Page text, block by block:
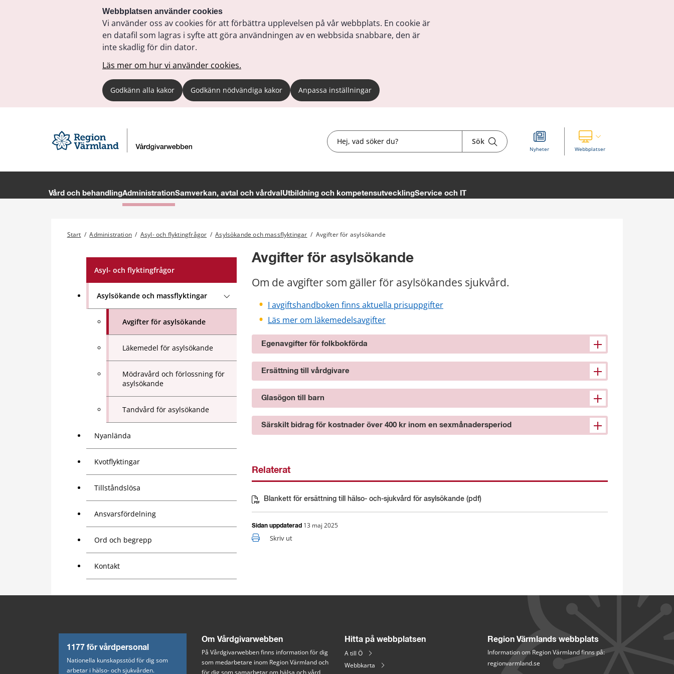
Webbplatsen använder cookies
Vi använder oss av cookies för att förbättra upplevelsen på vår webbplats. En cookie är
en datafil som lagras i syfte att göra användningen av en webbsida snabbare, den är
inte skadlig för din dator.
Läs mer om hur vi använder cookies.
Godkänn alla kakor Godkänn nödvändiga kakor Anpassa inställningar
Sök Sök
Nyheter WebbplatserVisa våra andra webbplatser
Vård och behandlingAdministrationSamverkan, avtal och vårdval Utbildning och kompetensutvecklingService och IT
Start / Administration / Asyl- och flyktingfrågor / Asylsökande och massflyktingar / Avgifter för asylsökande
Asyl- och flyktingfrågor
Asylsökande och massflyktingar
Avgifter för asylsökande
Läkemedel för asylsökande
Mödravård och förlossning för
asylsökande
Tandvård för asylsökande
Nyanlända
Kvotflyktingar
Tillståndslösa
Ansvarsfördelning
Ord och begrepp
Kontakt
Avgifter för asylsökande
Om de avgifter som gäller för asylsökandes sjukvård.
I avgiftshandboken finns aktuella prisuppgifter
Läs mer om läkemedelsavgifter
Egenavgifter för folkbokförda
Ersättning till vårdgivare
Glasögon till barn
Särskilt bidrag för kostnader över 400 kr inom en sexmånadersperiod
Relaterat
Blankett för ersättning till hälso- och-sjukvård för asylsökande (pdf)
Pdf, 89 kB.
Sidan uppdaterad 13 maj 2025
Skriv ut
1177 för vårdpersonal
Nationella kunskapsstöd för dig som
arbetar i hälso- och sjukvården.
Om Vårdgivarwebben
På Vårdgivarwebben finns information för dig
som medarbetare inom Region Värmland och
Hitta på webbplatsen
A till Ö
Webbkarta
Region Värmlands webbplats
Information om Region Värmland finns på:
regionvarmland.se